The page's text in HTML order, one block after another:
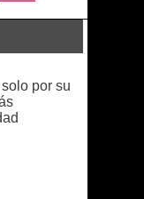
por su